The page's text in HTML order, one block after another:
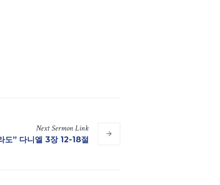
NextSermonLink
도” 다니엘 3장 12-18절